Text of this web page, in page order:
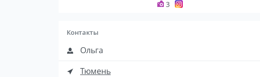
3
Контакты
Ольга
Тюмень